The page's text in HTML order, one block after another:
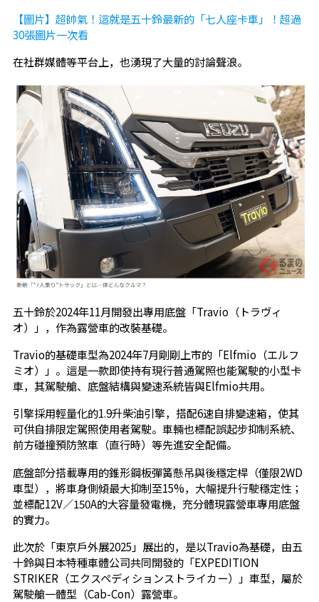
【圖片】超帥氣！這就是五十鈴最新的「七人座卡車」！超過
30張圖片一次看
在社群媒體等平台上，也湧現了大量的討論聲浪。
五十鈴於2024年11月開發出專用底盤「Travio（トラヴィ
オ）」，作為露營車的改裝基礎。
Travio的基礎車型為2024年7月剛剛上市的「Elfmio（エルフ
ミオ）」。這是一款即使持有現行普通駕照也能駕駛的小型卡
車，其駕駛艙、底盤結構與變速系統皆與Elfmio共用。
引擎採用輕量化的1.9升柴油引擎，搭配6速自排變速箱，使其
可供自排限定駕照使用者駕駛。車輛也標配誤起步抑制系統、
前方碰撞預防煞車（直行時）等先進安全配備。
底盤部分搭載專用的錐形鋼板彈簧懸吊與後穩定桿（僅限2WD
車型），將車身側傾最大抑制至15%，大幅提升行駛穩定性；
並標配12V／150A的大容量發電機，充分體現露營車專用底盤
的實力。
此次於「東京戶外展2025」展出的，是以Travio為基礎，由五
十鈴與日本特種車體公司共同開發的「EXPEDITION
STRIKER（エクスペディションストライカー）」車型，屬於
駕駛艙一體型（Cab-Con）露營車。